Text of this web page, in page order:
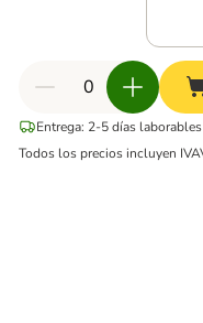
Entrega: 2-5 días laborables
Todos los precios incluyen IVA